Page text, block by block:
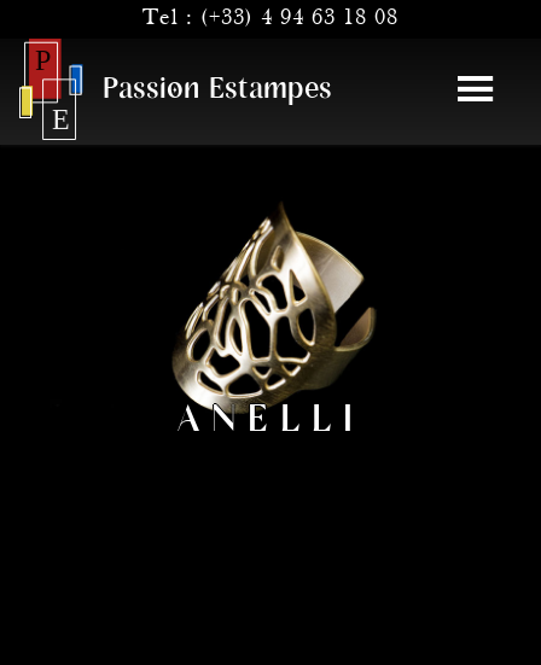
Tel : (+33) 4 94 63 18 08
Passion Estampes
ANELLI